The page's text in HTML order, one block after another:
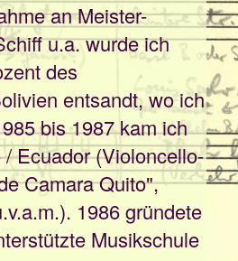
an Meister-
u.a. wurde ich
des
entsandt, wo ich
bis 1987 kam ich
Ecuador (Violoncello-
Camara Quito",
1986 gründete
Musikschule